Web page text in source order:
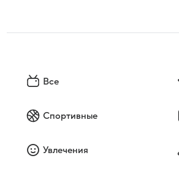
Все
Спортивные
Увлечения